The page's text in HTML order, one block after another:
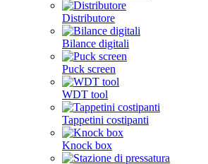
Distributore
Bilance digitali
Puck screen
WDT tool
Tappetini costipanti
Knock box